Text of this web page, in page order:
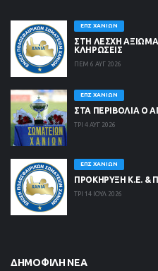
ΕΠΣ ΧΑΝΊΩΝ
ΣΤΗ ΛΈΣΧΗ
ΚΛΗΡΏΣΕΙΣ
ΠΕΜ 6 ΑΥΓ 2026
ΕΠΣ ΧΑΝΊΩΝ
ΣΤΑ ΠΕΡΙΒΟΛΙΑ Ο
ΤΡΙ 4 ΑΥΓ 2026
ΕΠΣ ΧΑΝΊΩΝ
ΠΡΟΚΗΡΥΞΗ Κ.Ε.
ΤΡΙ 14 ΙΟΥΛ 2026
ΔΗΜΟΦΙΛΉ ΝΈΑ